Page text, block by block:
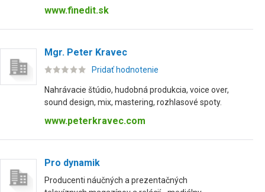
www.finedit.sk
Mgr. Peter Kravec
Pridať hodnotenie
Nahrávacie štúdio, hudobná produkcia, voice over,
sound design, mix, mastering, rozhlasové spoty.
www.peterkravec.com
Pro dynamik
Producenti náučných a prezentačných